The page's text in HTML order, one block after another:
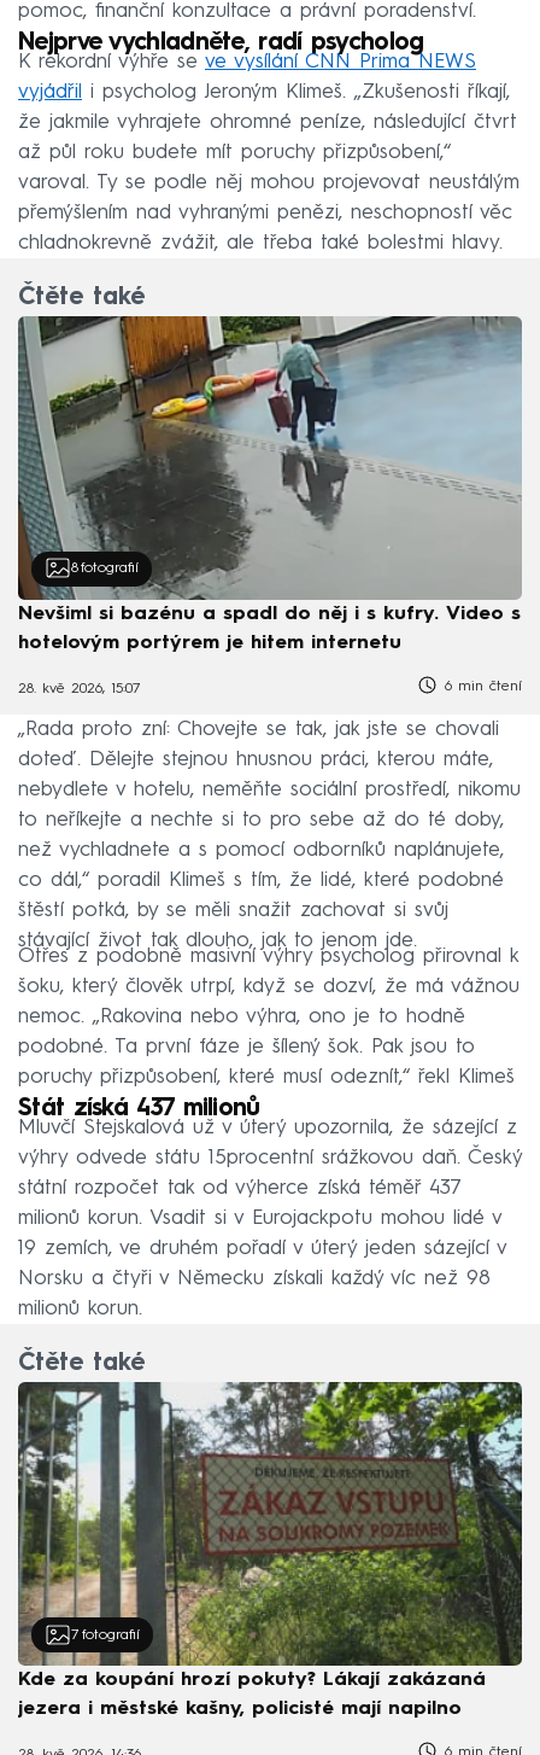
pomoc, finanční konzultace a právní poradenství.
Nejprve vychladněte, radí psycholog
K rekordní výhře se ve vysílání CNN Prima NEWS
vyjádřil
i psycholog Jeroným Klimeš. „Zkušenosti říkají,
že jakmile vyhrajete ohromné peníze, následující čtvrt
až půl roku budete mít poruchy přizpůsobení,“
varoval. Ty se podle něj mohou projevovat neustálým
přemýšlením nad vyhranými penězi, neschopností věc
chladnokrevně zvážit, ale třeba také bolestmi hlavy.
Čtěte také
8 fotografií
Nevšiml si bazénu a spadl do něj i s kufry. Video s
hotelovým portýrem je hitem internetu
28. kvě 2026, 15:07 6 min čtení
„Rada proto zní: Chovejte se tak, jak jste se chovali
doteď. Dělejte stejnou hnusnou práci, kterou máte,
nebydlete v hotelu, neměňte sociální prostředí, nikomu
to neříkejte a nechte si to pro sebe až do té doby,
než vychladnete a s pomocí odborníků naplánujete,
co dál,“ poradil Klimeš s tím, že lidé, které podobné
štěstí potká, by se měli snažit zachovat si svůj
stávající život tak dlouho, jak to jenom jde.
Otřes z podobně masivní výhry psycholog přirovnal k
šoku, který člověk utrpí, když se dozví, že má vážnou
nemoc. „Rakovina nebo výhra, ono je to hodně
podobné. Ta první fáze je šílený šok. Pak jsou to
poruchy přizpůsobení, které musí odeznít,“ řekl Klimeš
Stát získá 437 milionů
Mluvčí Stejskalová už v úterý upozornila, že sázející z
výhry odvede státu 15procentní srážkovou daň. Český
státní rozpočet tak od výherce získá téměř 437
milionů korun. Vsadit si v Eurojackpotu mohou lidé v
19 zemích, ve druhém pořadí v úterý jeden sázející v
Norsku a čtyři v Německu získali každý víc než 98
milionů korun.
Čtěte také
7 fotografií
Kde za koupání hrozí pokuty? Lákají zakázaná
jezera i městské kašny, policisté mají napilno